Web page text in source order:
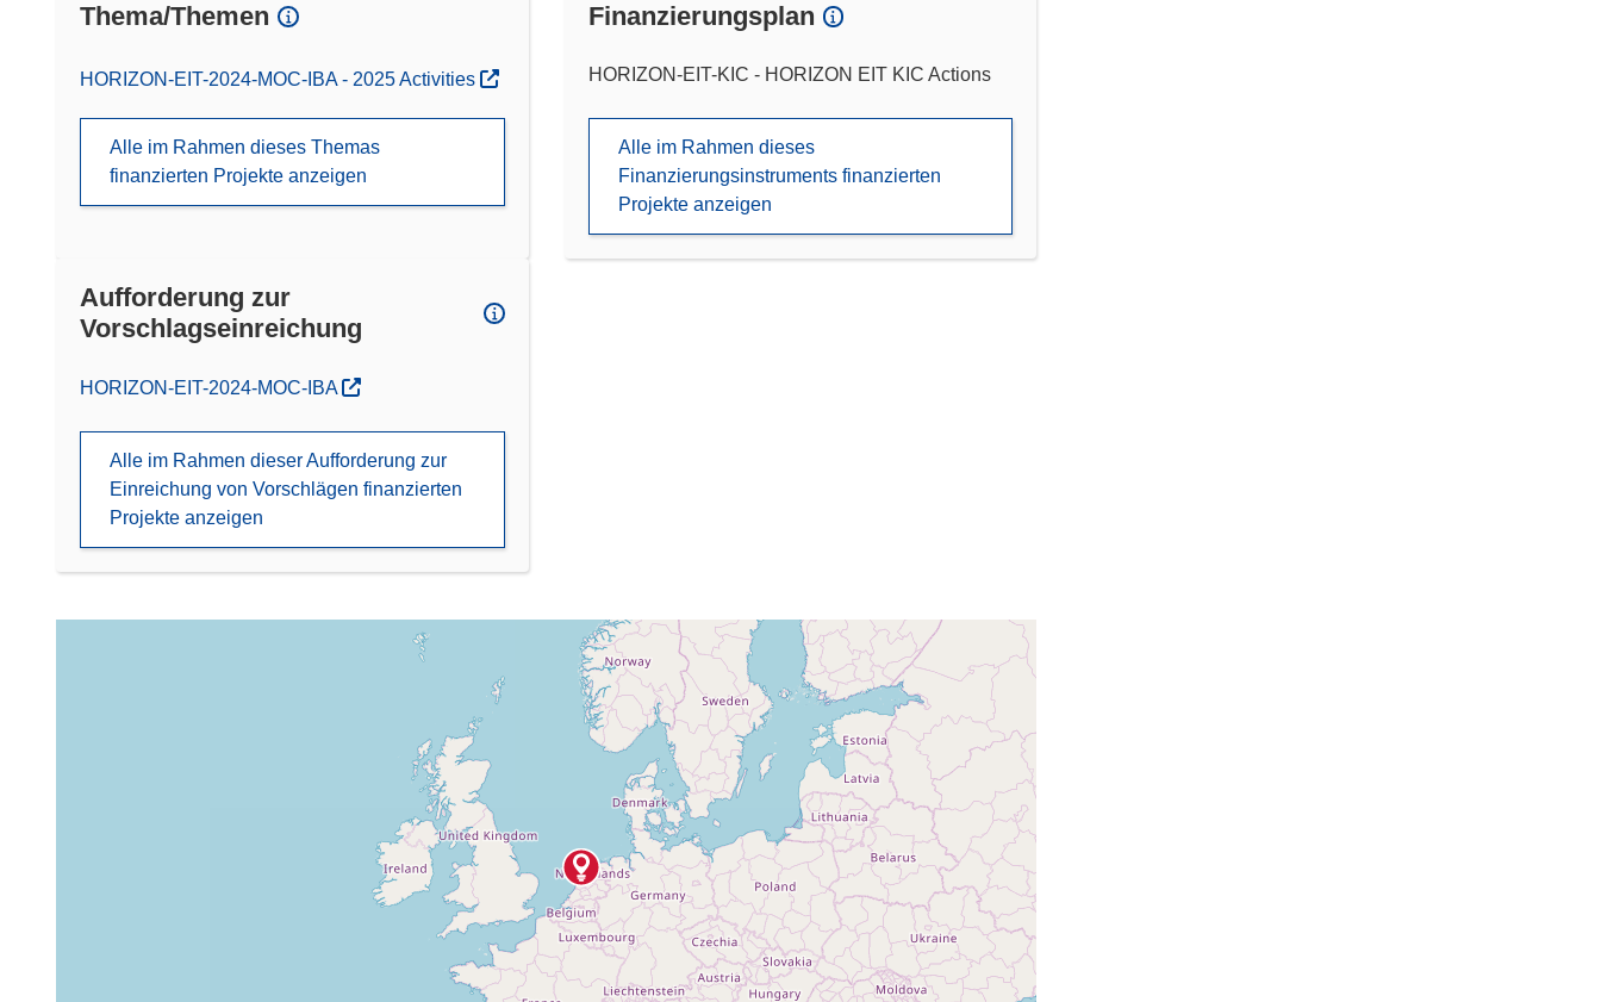
Thema/Themen
HORIZON-EIT-2024-MOC-IBA - 2025 Activities
Alle im Rahmen dieses Themas
finanzierten Projekte anzeigen
Finanzierungsplan
HORIZON-EIT-KIC - HORIZON EIT KIC Actions
Alle im Rahmen dieses
Finanzierungsinstruments finanzierten
Projekte anzeigen
Aufforderung zur
Vorschlagseinreichung
(öffnet in neuem Fenster)
HORIZON-EIT-2024-MOC-IBA
Alle im Rahmen dieser Aufforderung zur
Einreichung von Vorschlägen finanzierten
Projekte anzeigen